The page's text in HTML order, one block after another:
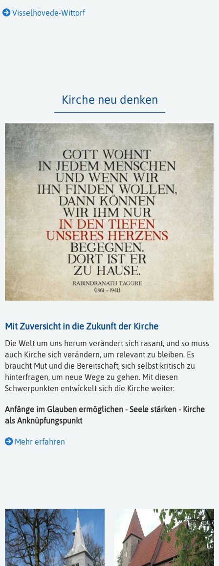
Visselhövede-Wittorf
Kirche neu denken
Mit Zuversicht in die Zukunft der Kirche
Die Welt um uns herum verändert sich rasant, und so muss
auch Kirche sich verändern, um relevant zu bleiben. Es
braucht Mut und die Bereitschaft, sich selbst kritisch zu
hinterfragen, um neue Wege zu gehen. Mit diesen
Schwerpunkten entwickelt sich die Kirche weiter:
Anfänge im Glauben ermöglichen - Seele stärken - Kirche
als Anknüpfungspunkt
Mehr erfahren